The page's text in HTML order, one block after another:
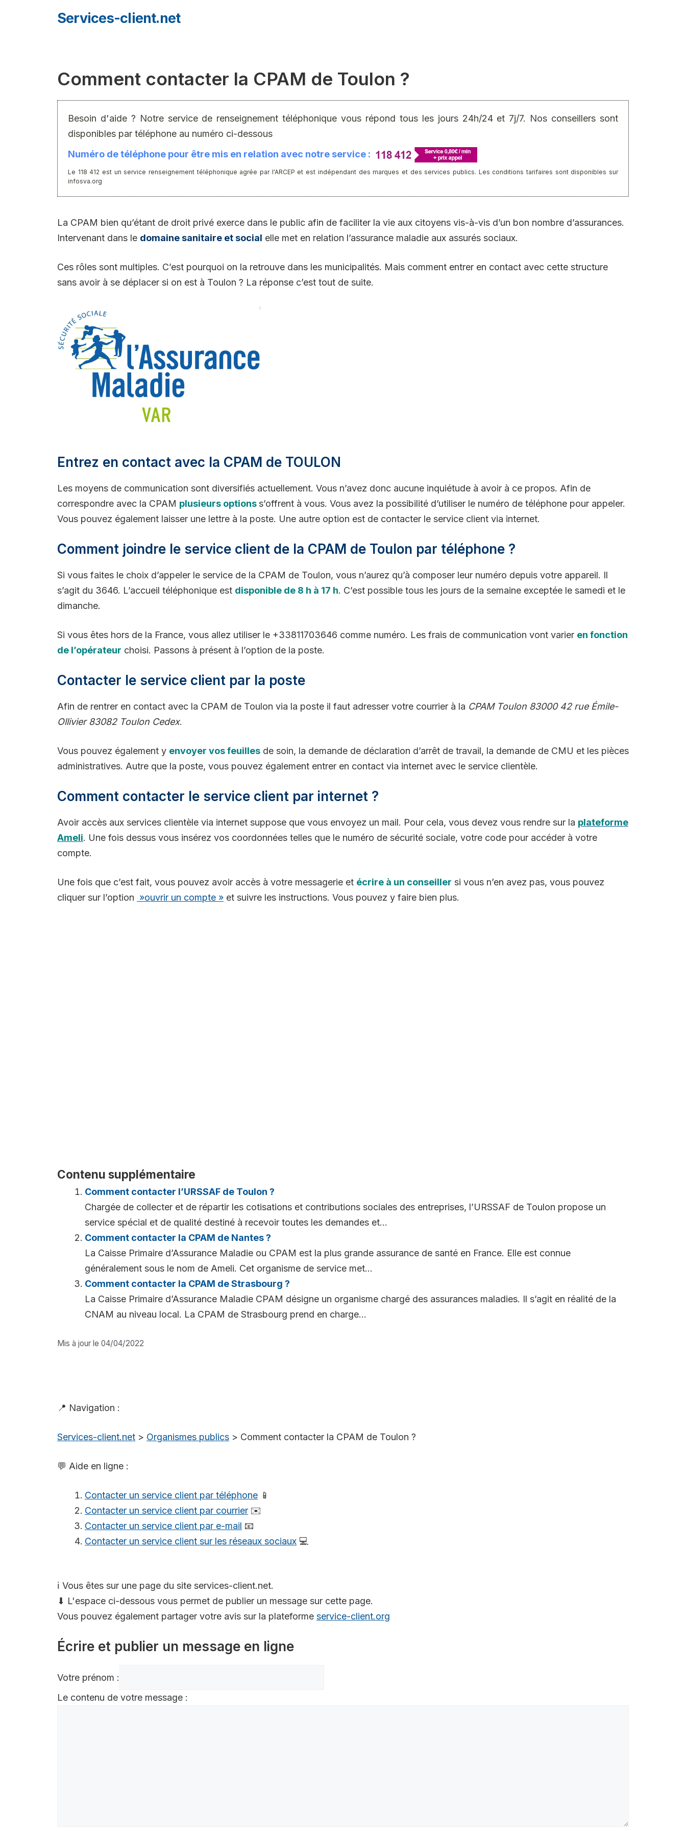
Services-client.net
Comment contacter la CPAM de Toulon ?
Besoin d'aide ? Notre service de renseignement téléphonique vous répond tous les jours 24h/24 et 7j/7. Nos conseillers sont
disponibles par téléphone au numéro ci-dessous
Numéro de téléphone pour être mis en relation avec notre service :
Le 118 412 est un service renseignement téléphonique agrée par l'ARCEP et est indépendant des marques et des services publics. Les conditions tarifaires sont disponibles sur
infosva.org
La CPAM bien qu’étant de droit privé exerce dans le public afin de faciliter la vie aux citoyens vis-à-vis d’un bon nombre d’assurances.
Intervenant dans le domaine sanitaire et social elle met en relation l’assurance maladie aux assurés sociaux.
Ces rôles sont multiples. C’est pourquoi on la retrouve dans les municipalités. Mais comment entrer en contact avec cette structure
sans avoir à se déplacer si on est à Toulon ? La réponse c’est tout de suite.
Entrez en contact avec la CPAM de TOULON
Les moyens de communication sont diversifiés actuellement. Vous n’avez donc aucune inquiétude à avoir à ce propos. Afin de
correspondre avec la CPAM plusieurs optionss’offrent à vous. Vous avez la possibilité d’utiliser le numéro de téléphone pour appeler.
Vous pouvez également laisser une lettre à la poste. Une autre option est de contacter le service client via internet.
Comment joindre le service client de la CPAM de Toulon par téléphone ?
Si vous faites le choix d’appeler le service de la CPAM de Toulon, vous n’aurez qu’à composer leur numéro depuis votre appareil. Il
s’agit du 3646. L’accueil téléphonique est disponible de 8 h à 17 h. C’est possible tous les jours de la semaine exceptée le samedi et le
dimanche.
Si vous êtes hors de la France, vous allez utiliser le +33811703646 comme numéro. Les frais de communication vont varier en fonction
de l’opérateur choisi. Passons à présent à l’option de la poste.
Contacter le service client par la poste
Afin de rentrer en contact avec la CPAM de Toulon via la poste il faut adresser votre courrier à la CPAM Toulon 83000 42 rue Émile-
Ollivier 83082 Toulon Cedex.
Vous pouvez également y envoyer vos feuilles de soin, la demande de déclaration d’arrêt de travail, la demande de CMU et les pièces
administratives. Autre que la poste, vous pouvez également entrer en contact via internet avec le service clientèle.
Comment contacter le service client par internet ?
Avoir accès aux services clientèle via internet suppose que vous envoyez un mail. Pour cela, vous devez vous rendre sur la plateforme
Ameli. Une fois dessus vous insérez vos coordonnées telles que le numéro de sécurité sociale, votre code pour accéder à votre
compte.
Une fois que c’est fait, vous pouvez avoir accès à votre messagerie et écrire à un conseiller si vous n’en avez pas, vous pouvez
cliquer sur l’option »ouvrir un compte » et suivre les instructions. Vous pouvez y faire bien plus.
Contenu supplémentaire
Comment contacter l’URSSAF de Toulon ?
Chargée de collecter et de répartir les cotisations et contributions sociales des entreprises, l’URSSAF de Toulon propose un
service spécial et de qualité destiné à recevoir toutes les demandes et...
Comment contacter la CPAM de Nantes ?
La Caisse Primaire d’Assurance Maladie ou CPAM est la plus grande assurance de santé en France. Elle est connue
généralement sous le nom de Ameli. Cet organisme de service met...
Comment contacter la CPAM de Strasbourg ?
La Caisse Primaire d’Assurance Maladie CPAM désigne un organisme chargé des assurances maladies. Il s’agit en réalité de la
CNAM au niveau local. La CPAM de Strasbourg prend en charge...
Mis à jour le 04/04/2022
📍 Navigation :
Services-client.net > Organismes publics > Comment contacter la CPAM de Toulon ?
💬 Aide en ligne :
Contacter un service client par téléphone 📱
Contacter un service client par courrier ✉️
Contacter un service client par e-mail 📧
Contacter un service client sur les réseaux sociaux 💻
ℹ️ Vous êtes sur une page du site services-client.net.
⬇ L'espace ci-dessous vous permet de publier un message sur cette page.
Vous pouvez également partager votre avis sur la plateforme service-client.org
Écrire et publier un message en ligne
Votre prénom :
Le contenu de votre message :